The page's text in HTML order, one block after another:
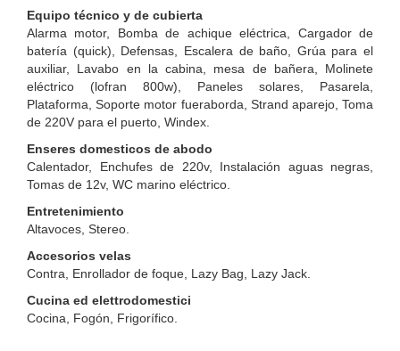
Equipo técnico y de cubierta
Alarma motor, Bomba de achique eléctrica, Cargador de
batería (quick), Defensas, Escalera de baño, Grúa para el
auxiliar, Lavabo en la cabina, mesa de bañera, Molinete
eléctrico (lofran 800w), Paneles solares, Pasarela,
Plataforma, Soporte motor fueraborda, Strand aparejo, Toma
de 220V para el puerto, Windex.
Enseres domesticos de abodo
Calentador, Enchufes de 220v, Instalación aguas negras,
Tomas de 12v, WC marino eléctrico.
Entretenimiento
Altavoces, Stereo.
Accesorios velas
Contra, Enrollador de foque, Lazy Bag, Lazy Jack.
Cucina ed elettrodomestici
Cocina, Fogón, Frigorífico.